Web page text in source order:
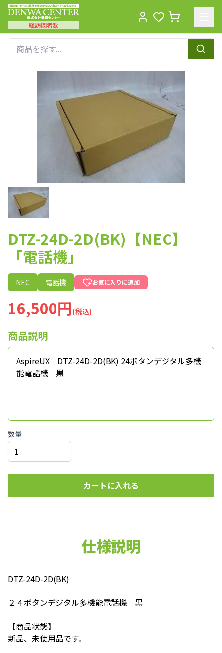
総訪問者数
DTZ-24D-2D(BK)【NEC】
「電話機」
NEC 電話機 お気に入りに追加
16,500円(税込)
商品説明
AspireUX DTZ-24D-2D(BK) 24ボタンデジタル多機
能電話機 黒
数量
カートに入れる
仕様説明
DTZ-24D-2D(BK)
２４ボタンデジタル多機能電話機 黒
【商品状態】
新品、未使用品です。